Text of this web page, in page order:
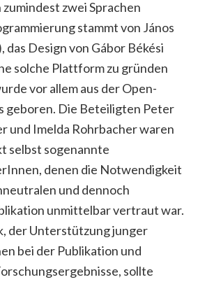
zwei Sprachen
stammt von János
das Design von Gábor Békési
solche Plattform zu gründen
vor allem aus der Open-
geboren. Die Beteiligten Peter
und Imelda Rohrbacher waren
selbst sogenannte
denen die Notwendigkeit
und dennoch
unmittelbar vertraut war.
der Unterstützung junger
bei der Publikation und
sollte